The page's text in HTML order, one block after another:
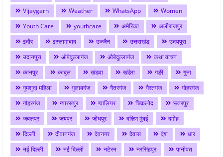
Vijaygarh
Weather WhatsApp
Women
Youth Care
youthcare अमेरिका
अलीराजपुर
इंदौर
इस्लामाबाद उज्जैन उत्तराखंड
उदयपुरा
उदायपुरा
ओबेदुल्लागंज औबेदुल्लागंज
कथा वाचन
कानपुर
काबुल खंडवा खंडेरा गङी
गुना
गुमशुदा महिला
गुलाबगंज गैतरगंज गैरतगंज
गोहरगंज
गौहरगंज
ग्यारसपुर ग्वालियर चिकलोद
छतरपुर
जबलपुर
जयपुर जोधपुर दक्षिण मुंबई
दमोह
दिल्ली
दीवानगंज देवनगर देवास देश
धार
नई दिल्ली
नई दिल्ली नटेरन नरसिंहपुर
पानीपत